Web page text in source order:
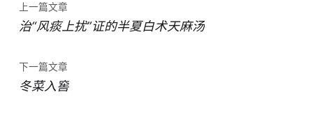
上一篇文章
治“风痰上扰”证的半夏白术天麻汤
下一篇文章
冬菜入窖